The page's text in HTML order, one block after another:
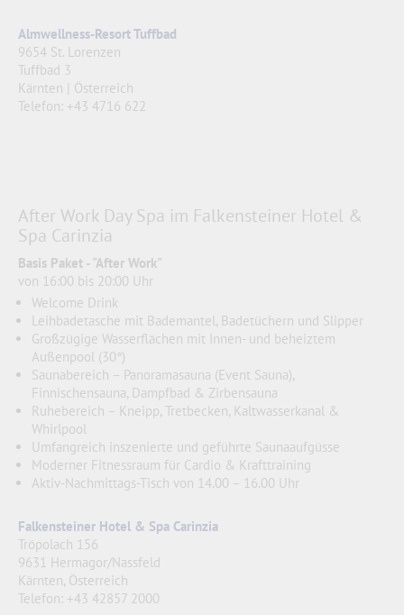
Almwellness-Resort Tuffbad
9654 St. Lorenzen
Tuffbad 3
Kärnten | Österreich
Telefon: +43 4716 622
After Work Day Spa im Falkensteiner Hotel &
Spa Carinzia
Basis Paket - "After Work"
von 16:00 bis 20:00 Uhr
Welcome Drink
Leihbadetasche mit Bademantel, Badetüchern und Slipper
Großzügige Wasserflächen mit Innen- und beheiztem
Außenpool (30°)
Saunabereich – Panoramasauna (Event Sauna),
Finnischensauna, Dampfbad & Zirbensauna
Ruhebereich – Kneipp, Tretbecken, Kaltwasserkanal &
Whirlpool
Umfangreich inszenierte und geführte Saunaaufgüsse
Moderner Fitnessraum für Cardio & Krafttraining
Aktiv-Nachmittags-Tisch von 14.00 – 16.00 Uhr
Falkensteiner Hotel & Spa Carinzia
Tröpolach 156
9631 Hermagor/Nassfeld
Kärnten, Österreich
Telefon: +43 42857 2000